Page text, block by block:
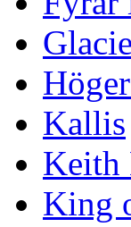
Kallis
Keith
King